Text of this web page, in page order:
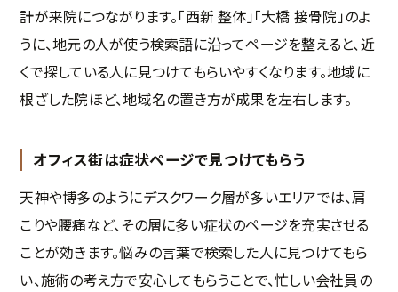
計が来院につながります。「西新 整体」「大橋 接骨院」のよ
うに、地元の人が使う検索語に沿ってページを整えると、近
くで探している人に見つけてもらいやすくなります。地域に
根ざした院ほど、地域名の置き方が成果を左右します。
オフィス街は症状ページで見つけてもらう
天神や博多のようにデスクワーク層が多いエリアでは、肩
こりや腰痛など、その層に多い症状のページを充実させる
ことが効きます。悩みの言葉で検索した人に見つけてもら
い、施術の考え方で安心してもらうことで、忙しい会社員の